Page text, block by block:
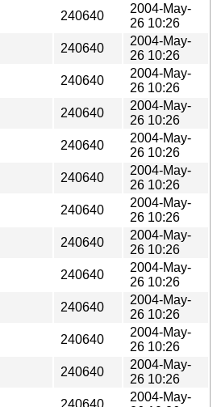
240640
2004-May-
26 10:26
240640
2004-May-
26 10:26
240640
2004-May-
26 10:26
240640
2004-May-
26 10:26
240640
2004-May-
26 10:26
240640
2004-May-
26 10:26
240640
2004-May-
26 10:26
240640
2004-May-
26 10:26
240640
2004-May-
26 10:26
240640
2004-May-
26 10:26
240640
2004-May-
26 10:26
240640
2004-May-
26 10:26
240640
2004-May-